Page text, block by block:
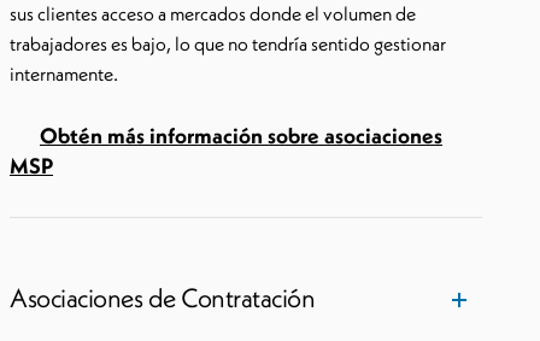
sus clientes acceso a mercados donde el volumen de
trabajadores es bajo, lo que no tendría sentido gestionar
internamente.
Obtén más información sobre asociaciones
MSP
Asociaciones de Contratación